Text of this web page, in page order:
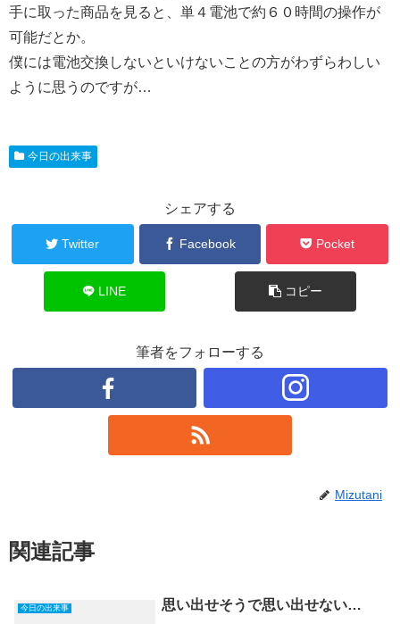
手に取った商品を見ると、単４電池で約６０時間の操作が
可能だとか。
僕には電池交換しないといけないことの方がわずらわしい
ように思うのですが…
今日の出来事
シェアする
Twitter Facebook Pocket
LINE コピー
筆者をフォローする
Mizutani
関連記事
今日の出来事 思い出せそうで思い出せない…